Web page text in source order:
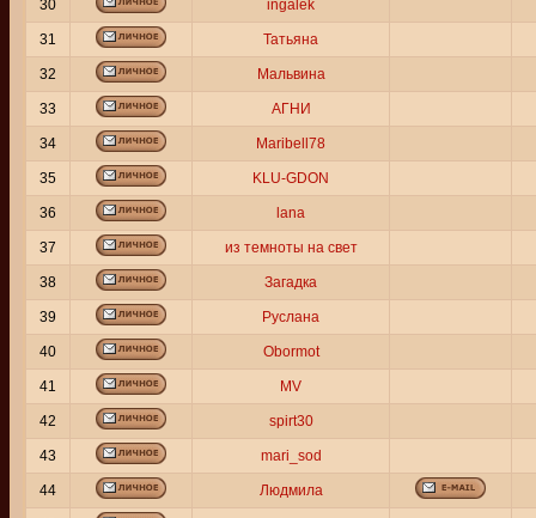
30 ingalek
31 Татьяна
32 Мальвина
33 АГНИ
34 Maribell78
35 KLU-GDON
36 lana
37 из темноты на свет
38 Загадка
39 Руслана
40 Obormot
41 MV
42 spirt30
43 mari_sod
44 Людмила